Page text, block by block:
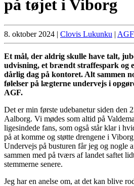
på tøjet i Viborg
8. oktober 2024 | Clovis Lukunku |
Et mål, der aldrig skulle have talt,
udvisning, et brændt straffespark og
dårlig dag på kontoret. Alt sammen
følelser på lægterne undervejs i
AGF.
Det er min første udebanetur siden den
Aalborg. Vi mødes som altid på
ligesindede fans, som også står klar i
på at komme og støtte drengene i
Undervejs på busturen får jeg og nogle
sammen med på tværs af landet saftet
stemmerne senere.
Jeg har en anelse om, at det kan blive